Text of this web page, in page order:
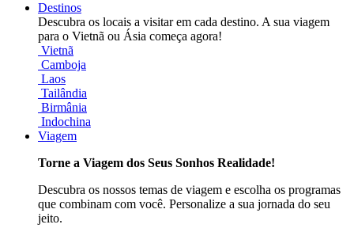
Destinos
Descubra os locais a visitar em cada destino. A sua viagem
para o Vietnã ou Ásia começa agora!
Vietnã
Camboja
Laos
Tailândia
Birmânia
Indochina
Viagem
Torne a Viagem dos Seus Sonhos Realidade!
Descubra os nossos temas de viagem e escolha os programas
que combinam com você. Personalize a sua jornada do seu
jeito.